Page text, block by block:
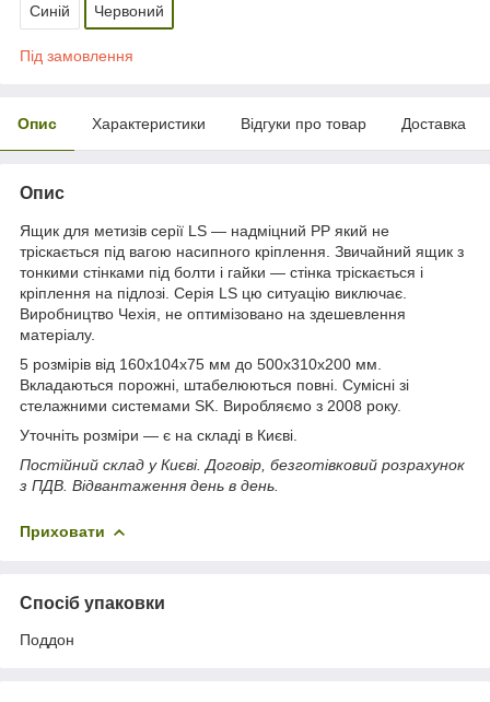
Синій Червоний
Під замовлення
Опис Характеристики Відгуки про товар Доставка
Опис
Ящик для метизів серії LS — надміцний PP який не
тріскається під вагою насипного кріплення. Звичайний ящик з
тонкими стінками під болти і гайки — стінка тріскається і
кріплення на підлозі. Серія LS цю ситуацію виключає.
Виробництво Чехія, не оптимізовано на здешевлення
матеріалу.
5 розмірів від 160х104х75 мм до 500х310х200 мм.
Вкладаються порожні, штабелюються повні. Сумісні зі
стелажними системами SK. Виробляємо з 2008 року.
Уточніть розміри — є на складі в Києві.
Постійний склад у Києві. Договір, безготівковий розрахунок
з ПДВ. Відвантаження день в день.
Приховати
Спосіб упаковки
Поддон